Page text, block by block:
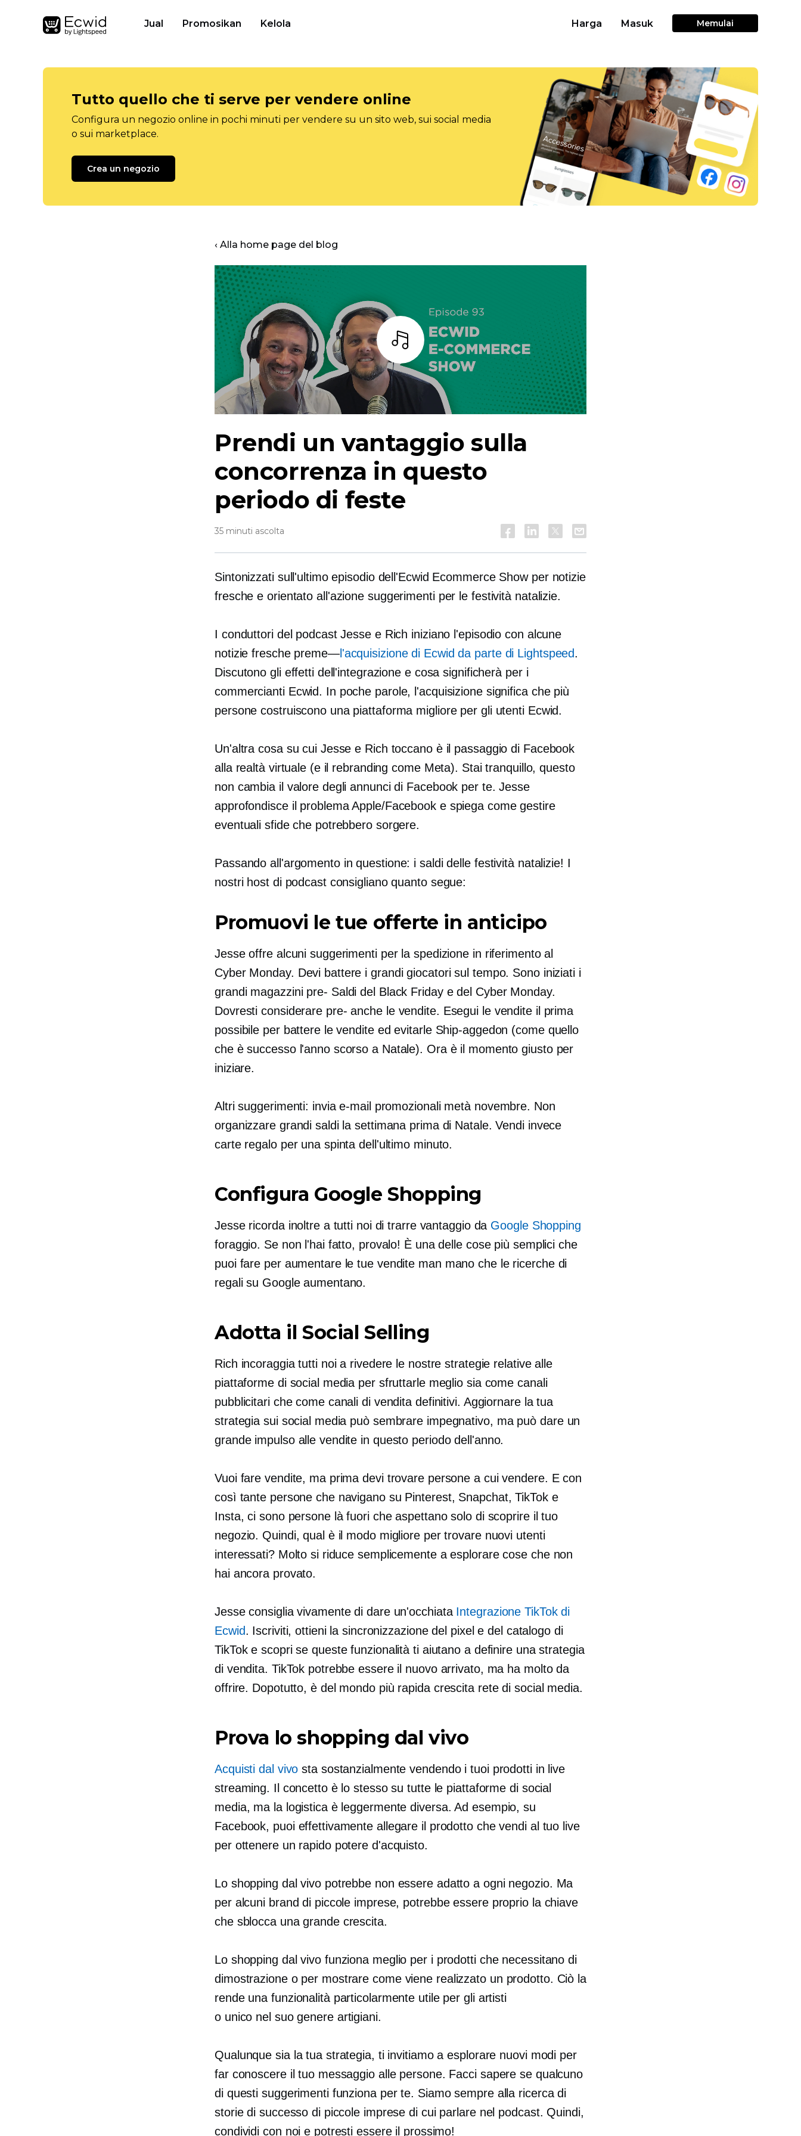
Jual Promosikan Kelola Harga Masuk Memulai
Tutto quello che ti serve per vendere online
Configura un negozio online in pochi minuti per vendere su un sito web, sui social media
o sui marketplace.
Crea un negozio
‹ Alla home page del blog
Ascoltare
Prendi un vantaggio sulla
concorrenza in questo
periodo di feste
35 minuti ascolta
Sintonizzati sull'ultimo episodio dell'Ecwid Ecommerce Show per notizie
fresche eorientato all'azione suggerimenti per le festività natalizie.
I conduttori del podcast Jesse e Rich iniziano l'episodio con alcune
notizie fresche preme—l'acquisizione di Ecwid da parte di Lightspeed.
Discutono gli effetti dell'integrazione e cosa significherà per i
commercianti Ecwid. In poche parole, l'acquisizione significa che più
persone costruiscono una piattaforma migliore per gli utenti Ecwid.
Un'altra cosa su cui Jesse e Rich toccano è il passaggio di Facebook
alla realtà virtuale (e il rebranding come Meta). Stai tranquillo, questo
non cambia il valore degli annunci di Facebook per te. Jesse
approfondisce il problema Apple/Facebook e spiega come gestire
eventuali sfide che potrebbero sorgere.
Passando all'argomento in questione: i saldi delle festività natalizie! I
nostri host di podcast consigliano quanto segue:
Promuovi le tue offerte in anticipo
Jesse offre alcuni suggerimenti per la spedizione in riferimento al
Cyber ​​Monday. Devi battere i grandi giocatori sul tempo. Sono iniziati i
grandi magazzini pre- Saldi del Black Friday e del Cyber ​​Monday.
Dovresti considerare pre- anche le vendite. Esegui le vendite il prima
possibile per battere le vendite ed evitarle Ship-aggedon (come quello
che è successo l'anno scorso a Natale). Ora è il momento giusto per
iniziare.
Altri suggerimenti: invia e-mail promozionali metà novembre. Non
organizzare grandi saldi la settimana prima di Natale. Vendi invece
carte regalo per una spinta dell'ultimo minuto.
Configura Google Shopping
Jesse ricorda inoltre a tutti noi di trarre vantaggio da Google Shopping
foraggio. Se non l'hai fatto, provalo! È una delle cose più semplici che
puoi fare per aumentare le tue vendite man mano che le ricerche di
regali su Google aumentano.
Adotta il Social Selling
Rich incoraggia tutti noi a rivedere le nostre strategie relative alle
piattaforme di social media per sfruttarle meglio sia come canali
pubblicitari che come canali di vendita definitivi. Aggiornare la tua
strategia sui social media può sembrare impegnativo, ma può dare un
grande impulso alle vendite in questo periodo dell'anno.
Vuoi fare vendite, ma prima devi trovare persone a cui vendere. E con
così tante persone che navigano su Pinterest, Snapchat, TikTok e
Insta, ci sono persone là fuori che aspettano solo di scoprire il tuo
negozio. Quindi, qual è il modo migliore per trovare nuovi utenti
interessati? Molto si riduce semplicemente a esplorare cose che non
hai ancora provato.
Jesse consiglia vivamente di dare un'occhiata Integrazione TikTok di
Ecwid. Iscriviti, ottieni la sincronizzazione del pixel e del catalogo di
TikTok e scopri se queste funzionalità ti aiutano a definire una strategia
di vendita. TikTok potrebbe essere il nuovo arrivato, ma ha molto da
offrire. Dopotutto, è del mondo più rapida crescitarete di social media.
Prova lo shopping dal vivo
Acquisti dal vivo sta sostanzialmente vendendo i tuoi prodotti in live
streaming. Il concetto è lo stesso su tutte le piattaforme di social
media, ma la logistica è leggermente diversa. Ad esempio, su
Facebook, puoi effettivamente allegare il prodotto che vendi al tuo live
per ottenere un rapido potere d'acquisto.
Lo shopping dal vivo potrebbe non essere adatto a ogni negozio. Ma
per alcuni brand di piccole imprese, potrebbe essere proprio la chiave
che sblocca una grande crescita.
Lo shopping dal vivo funziona meglio per i prodotti che necessitano di
dimostrazione o per mostrare come viene realizzato un prodotto. Ciò la
rende una funzionalità particolarmente utile per gli artisti
o unico nel suo genereartigiani.
Qualunque sia la tua strategia, ti invitiamo a esplorare nuovi modi per
far conoscere il tuo messaggio alle persone. Facci sapere se qualcuno
di questi suggerimenti funziona per te. Siamo sempre alla ricerca di
storie di successo di piccole imprese di cui parlare nel podcast. Quindi,
condividi con noi e potresti essere il prossimo!